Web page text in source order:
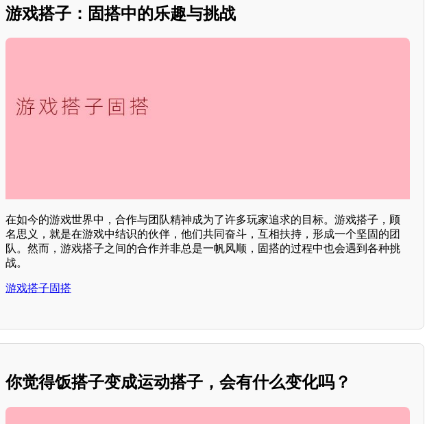
游戏搭子：固搭中的乐趣与挑战
在如今的游戏世界中，合作与团队精神成为了许多玩家追求的目标。游戏搭子，顾
名思义，就是在游戏中结识的伙伴，他们共同奋斗，互相扶持，形成一个坚固的团
队。然而，游戏搭子之间的合作并非总是一帆风顺，固搭的过程中也会遇到各种挑
战。
游戏搭子固搭
你觉得饭搭子变成运动搭子，会有什么变化吗？